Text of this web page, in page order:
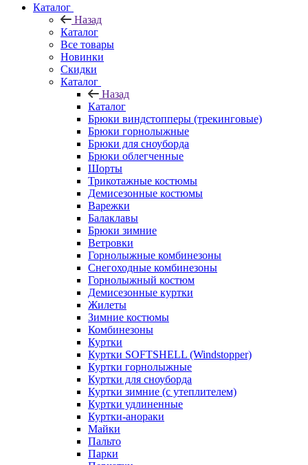
Каталог
Назад
Каталог
Все товары
Новинки
Скидки
Каталог
Назад
Каталог
Брюки виндстопперы (трекинговые)
Брюки горнолыжные
Брюки для сноуборда
Брюки облегченные
Шорты
Трикотажные костюмы
Демисезонные костюмы
Варежки
Балаклавы
Брюки зимние
Ветровки
Горнолыжные комбинезоны
Снегоходные комбинезоны
Горнолыжный костюм
Демисезонные куртки
Жилеты
Зимние костюмы
Комбинезоны
Куртки
Куртки SOFTSHELL (Windstopper)
Куртки горнолыжные
Куртки для сноуборда
Куртки зимние (с утеплителем)
Куртки удлиненные
Куртки-анораки
Майки
Пальто
Парки